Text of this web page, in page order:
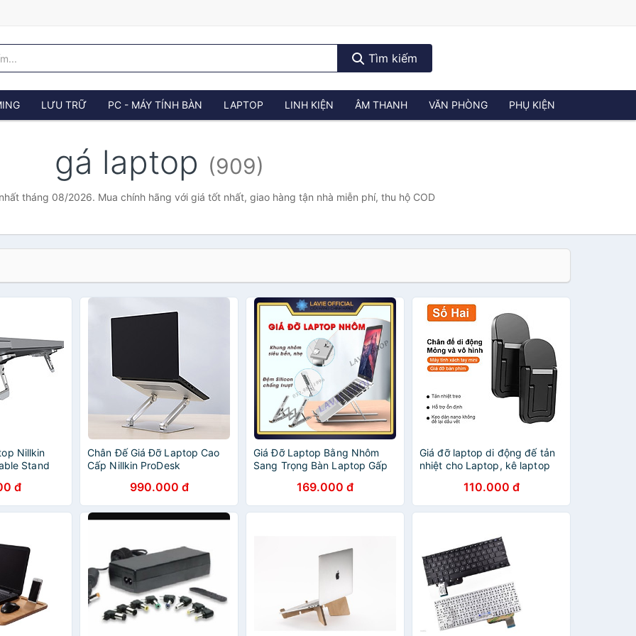
Tìm kiếm
LƯU TRỮ PC - MÁY TÍNH BÀN LAPTOP LINH KIỆN ÂM THANH VĂN PHÒNG PHỤ KIỆN
gá laptop (909)
tháng 08/2026. Mua chính hãng với giá tốt nhất, giao hàng tận nhà miễn phí, thu hộ COD
Nillkin
Stand
Asus
Dell /
LG /
đ
Chân Đế Giá Đỡ Laptop Cao
Cấp Nillkin ProDesk
Macbook / Laptop Surface /
Laptop Asus / Laptop HP /
Laptop Dell / Laptop Lenovo /
Khẩu
990.000 đ
Giá Đỡ Laptop Bằng Nhôm
Sang Trọng Bàn Laptop Gấp
Laptop Stand Tản Nhiệt
Laptop
169.000 đ
Giá đỡ laptop di động đế tản
nhiệt cho Laptop, kê laptop
GIÁ ĐỠ LAPTOP
110.000 đ